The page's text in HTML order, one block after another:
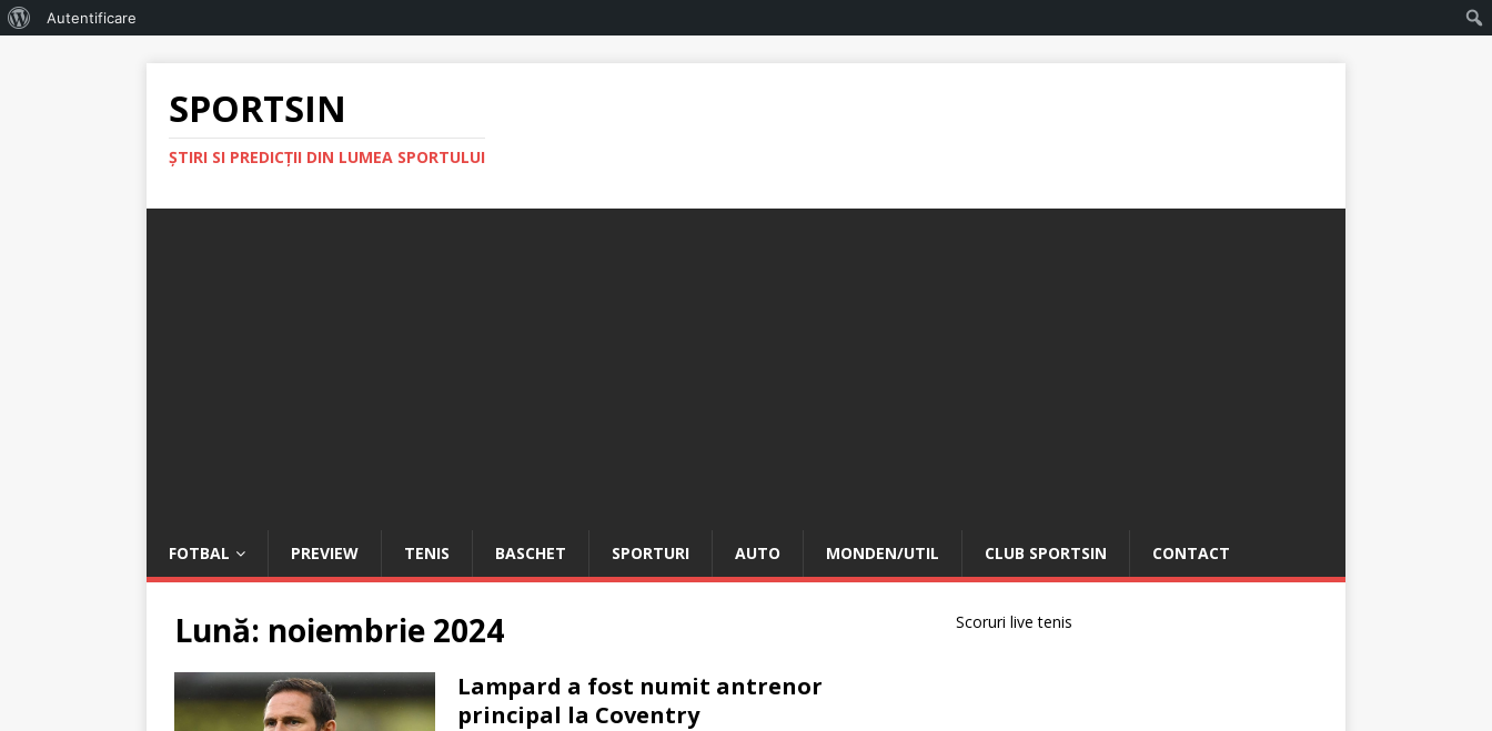
Autentificare
SPORTSIN
ŞTIRI SI PREDICŢII DIN LUMEA SPORTULUI
FOTBAL PREVIEW TENIS BASCHET SPORTURI AUTO MONDEN/UTIL CLUB SPORTSIN CONTACT
Lună: noiembrie 2024
Lampard a fost numit antrenor
principal la Coventry
Scoruri live tenis